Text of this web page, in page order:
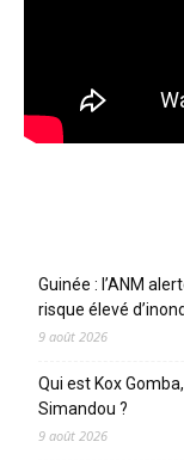
Guinée : l’ANM
risque élevé
9 août 2026
Qui est Kox
Simandou ?
9 août 2026